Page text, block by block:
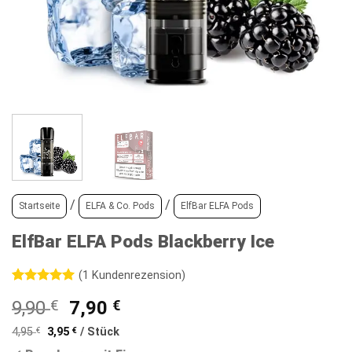
Startseite / ELFA & Co. Pods / ElfBar ELFA Pods
ElfBar ELFA Pods Blackberry Ice
mit5von
5, basierend
auf
(1 Kundenrezension)
9,90€
Ursprünglicher
Preis
war:
7,90 €Aktueller
ist:
4,95€ 3,95€ / Stück